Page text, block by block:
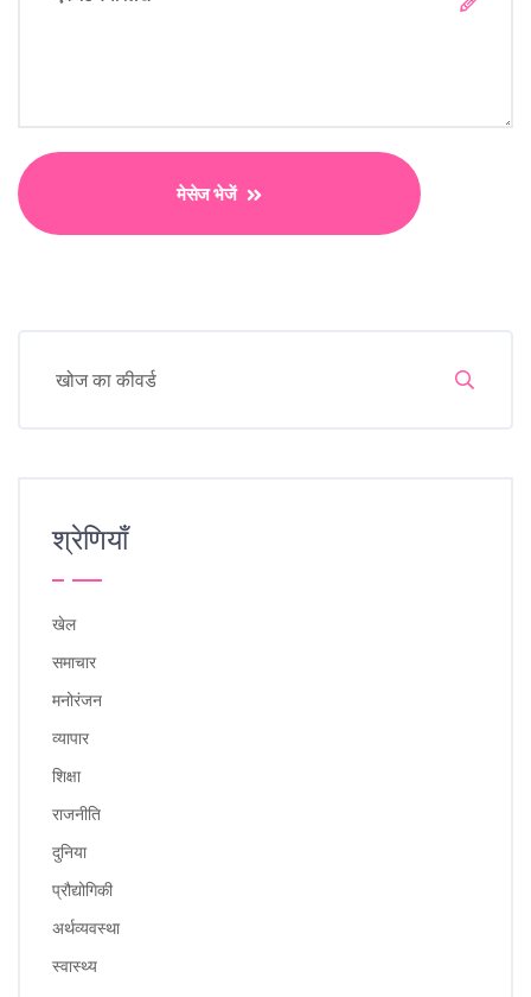
मेसेज भेजें
श्रेणियाँ
खेल
समाचार
मनोरंजन
व्यापार
शिक्षा
राजनीति
दुनिया
प्रौद्योगिकी
अर्थव्यवस्था
स्वास्थ्य